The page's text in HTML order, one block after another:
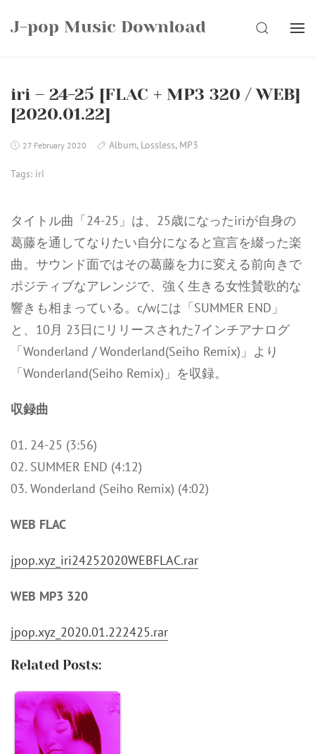
J-pop Music Download SEARCH
iri – 24-25 [FLAC + MP3 320 / WEB]
[2020.01.22]
27 February 2020 Album, Lossless, MP3
Tags: iri
タイトル曲「24-25」は、25歳になったiriが自身の
葛藤を通してなりたい自分になると宣言を綴った楽
曲。サウンド面ではその葛藤を力に変える前向きで
ポジティブなアレンジで、強く生きる女性賛歌的な
響きも相まっている。c/wには「SUMMER END」
と、10月 23日にリリースされた7インチアナログ
「Wonderland / Wonderland(Seiho Remix)」より
「Wonderland(Seiho Remix)」を収録。
収録曲
01. 24-25 (3:56)
02. SUMMER END (4:12)
03. Wonderland (Seiho Remix) (4:02)
WEB FLAC
jpop.xyz_iri24252020WEBFLAC.rar
WEB MP3 320
jpop.xyz_2020.01.222425.rar
Related Posts: